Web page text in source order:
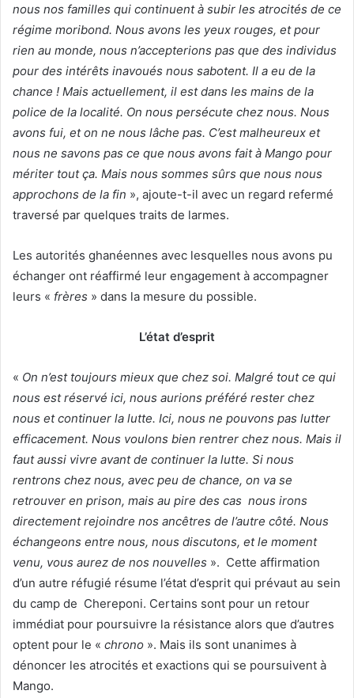
nous nos familles qui continuent à subir les atrocités de ce
régime moribond. Nous avons les yeux rouges, et pour
rien au monde, nous n’accepterions pas que des individus
pour des intérêts inavoués nous sabotent. Il a eu de la
chance ! Mais actuellement, il est dans les mains de la
police de la localité. On nous persécute chez nous. Nous
avons fui, et on ne nous lâche pas. C’est malheureux et
nous ne savons pas ce que nous avons fait à Mango pour
mériter tout ça. Mais nous sommes sûrs que nous nous
approchons de la fin », ajoute-t-il avec un regard refermé
traversé par quelques traits de larmes.
Les autorités ghanéennes avec lesquelles nous avons pu
échanger ont réaffirmé leur engagement à accompagner
leurs « frères » dans la mesure du possible.
L’état d’esprit
« On n’est toujours mieux que chez soi. Malgré tout ce qui
nous est réservé ici, nous aurions préféré rester chez
nous et continuer la lutte. Ici, nous ne pouvons pas lutter
efficacement. Nous voulons bien rentrer chez nous. Mais il
faut aussi vivre avant de continuer la lutte. Si nous
rentrons chez nous, avec peu de chance, on va se
retrouver en prison, mais au pire des cas nous irons
directement rejoindre nos ancêtres de l’autre côté. Nous
échangeons entre nous, nous discutons, et le moment
venu, vous aurez de nos nouvelles ». Cette affirmation
d’un autre réfugié résume l’état d’esprit qui prévaut au sein
du camp de Chereponi. Certains sont pour un retour
immédiat pour poursuivre la résistance alors que d’autres
optent pour le « chrono ». Mais ils sont unanimes à
dénoncer les atrocités et exactions qui se poursuivent à
Mango.